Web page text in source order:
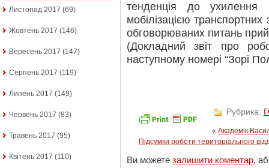
Листопад 2017 (69)
Жовтень 2017 (146)
Вересень 2017 (147)
Серпень 2017 (119)
Липень 2017 (149)
Червень 2017 (83)
Травень 2017 (95)
Квітень 2017 (110)
тенденція до ухилення
мобілізацією
обговорюваних питань
(Докладний звіт про
наступному номері “Зорі
Рубрика:
« Академік
Підсумки роботи територіального
Ви можете залишити коментар,